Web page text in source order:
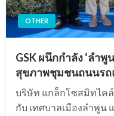
OTHER
GSK ผนึกกำลัง ‘ลำพู
สุขภาพชุมชนถนนรถ
บริษัท แกล็กโซสมิทไคล์
กับ เทศบาลเมืองลำพูน